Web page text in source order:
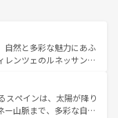
自然と多彩な魅力にあふ
レンツェのルネッサンス
やアマルフィ海岸の絶
観光の合間には、本場の
ア料理を堪能することも
スペインは、太陽が降り
ー山脈まで、多彩な自然